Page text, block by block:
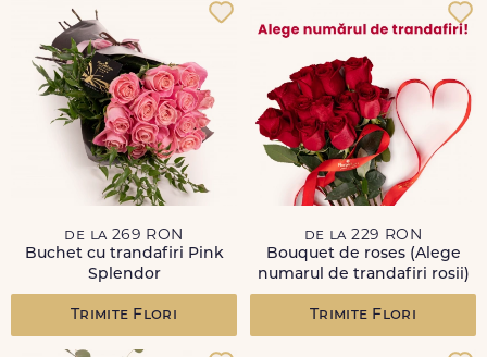
de la 269 RON
Buchet cu trandafiri Pink
Splendor
Trimite Flori
de la 229 RON
Bouquet de roses (Alege
numarul de trandafiri rosii)
Trimite Flori